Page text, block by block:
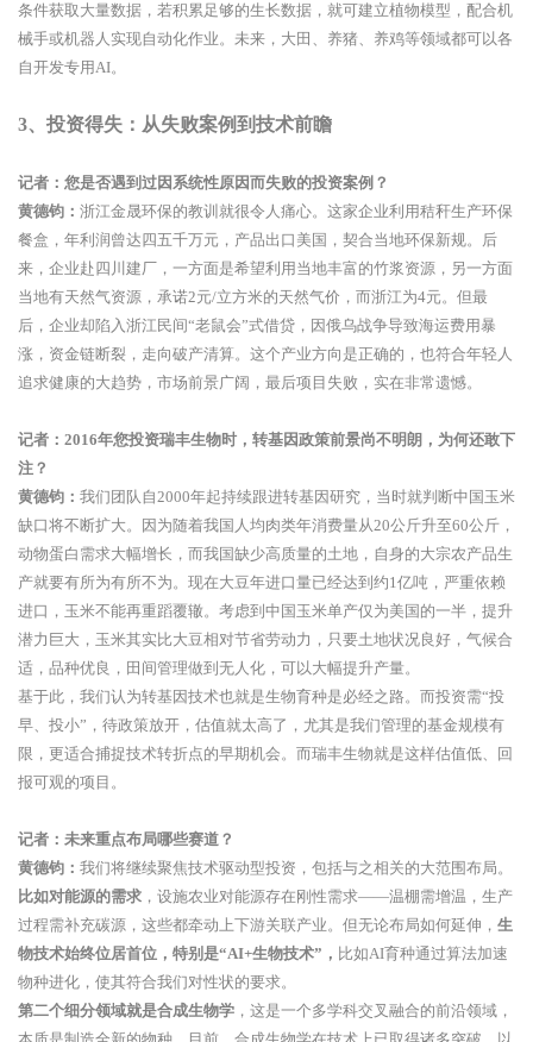
条件获取大量数据，若积累足够的生长数据，就可建立植物模型，配合机
械手或机器人实现自动化作业。未来，大田、养猪、养鸡等领域都可以各
自开发专用AI。
3、 投资得失：从失败案例到技术前瞻
记者：您是否遇到过因系统性原因而失败的投资案例？
黄德钧： 浙江金晟环保的教训就很令人痛心。这家企业利用秸秆生产环保
餐盒，年利润曾达四五千万元，产品出口美国，契合当地环保新规。后
来，企业赴四川建厂，一方面是希望利用当地丰富的竹浆资源，另一方面
当地有天然气资源，承诺2元/立方米的天然气价，而浙江为4元。但最
后，企业却陷入浙江民间“老鼠会”式借贷，因俄乌战争导致海运费用暴
涨，资金链断裂，走向破产清算。这个产业方向是正确的，也符合年轻人
追求健康的大趋势，市场前景广阔，最后项目失败，实在非常遗憾。
记者：2016年您投资瑞丰生物时，转基因政策前景尚不明朗，为何还敢下
注？
黄德钧： 我们团队自2000年起持续跟进转基因研究，当时就判断中国玉米
缺口将不断扩大。因为随着我国人均肉类年消费量从20公斤升至60公斤，
动物蛋白需求大幅增长，而我国缺少高质量的土地，自身的大宗农产品生
产就要有所为有所不为。现在大豆年进口量已经达到约1亿吨，严重依赖
进口，玉米不能再重蹈覆辙。考虑到中国玉米单产仅为美国的一半，提升
潜力巨大，玉米其实比大豆相对节省劳动力，只要土地状况良好，气候合
适，品种优良，田间管理做到无人化，可以大幅提升产量。
基于此，我们认为转基因技术也就是生物育种是必经之路。而投资需“投
早、投小”，待政策放开，估值就太高了，尤其是我们管理的基金规模有
限，更适合捕捉技术转折点的早期机会。而瑞丰生物就是这样估值低、回
报可观的项目。
记者：未来重点布局哪些赛道？
黄德钧： 我们将继续聚焦技术驱动型投资，包括与之相关的大范围布局。
比如对能源的需求 ，设施农业对能源存在刚性需求——温棚需增温，生产
过程需补充碳源，这些都牵动上下游关联产业。但无论布局如何延伸， 生
物技术始终位居首位，特别是“AI+生物技术”， 比如AI育种通过算法加速
物种进化，使其符合我们对性状的要求。
第二个细分领域就是合成生物学 ，这是一个多学科交叉融合的前沿领域，